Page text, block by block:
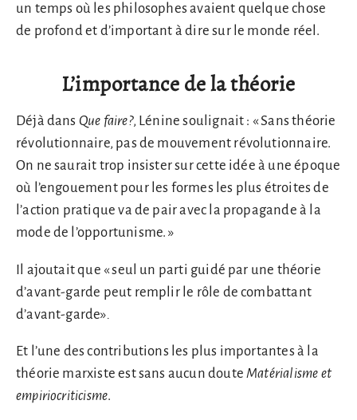
un temps où les philosophes avaient quelque chose
de profond et d’important à dire sur le monde réel.
L’importance de la théorie
Déjà dans Que faire?, Lénine soulignait : « Sans théorie
révolutionnaire, pas de mouvement révolutionnaire.
On ne saurait trop insister sur cette idée à une époque
où l’engouement pour les formes les plus étroites de
l’action pratique va de pair avec la propagande à la
mode de l’opportunisme. »
Il ajoutait que « seul un parti guidé par une théorie
d’avant-garde peut remplir le rôle de combattant
d’avant-garde»
Et l’une des contributions les plus importantes à la
théorie marxiste est sans aucun douteMatérialisme et
empiriocriticisme.